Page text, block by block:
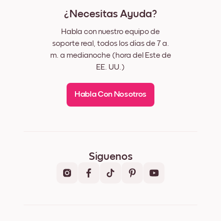
¿Necesitas Ayuda?
Habla con nuestro equipo de
soporte real, todos los días de 7 a.
m. a medianoche (hora del Este de
EE. UU.)
Habla Con Nosotros
Síguenos